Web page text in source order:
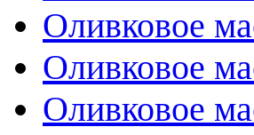
Оливковое
Оливковое
Оливковое